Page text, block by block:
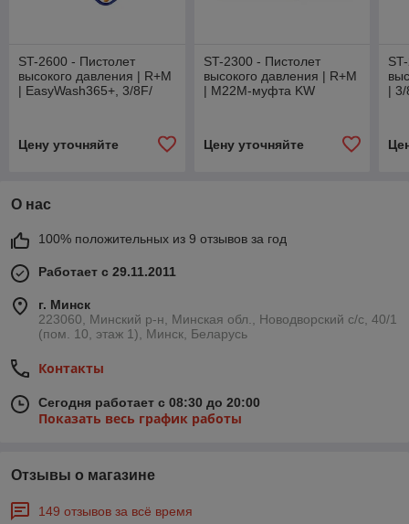
ST-2600 - Пистолет
высокого давления | R+M
| EasyWash365+, 3/8F/
Цену уточняйте
ST-2300 - Пистолет
высокого давления | R+M
| M22M-муфта KW
Цену уточняйте
|
О нас
100% положительных из 9 отзывов за год
Работает с 29.11.2011
г. Минск
223060, Минский р-н, Минская обл., Новодворский с/с, 40/1
(пом. 10, этаж 1), Минск, Беларусь
Контакты
Сегодня работает с 08:30 до 20:00
Показать весь график работы
Отзывы о магазине
149 отзывов за всё время